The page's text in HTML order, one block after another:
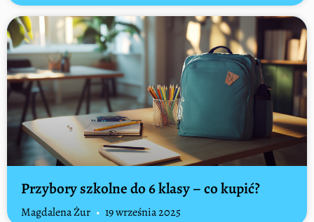
Przybory szkolne do 6 klasy – co kupić?
Magdalena Żur 19 września 2025